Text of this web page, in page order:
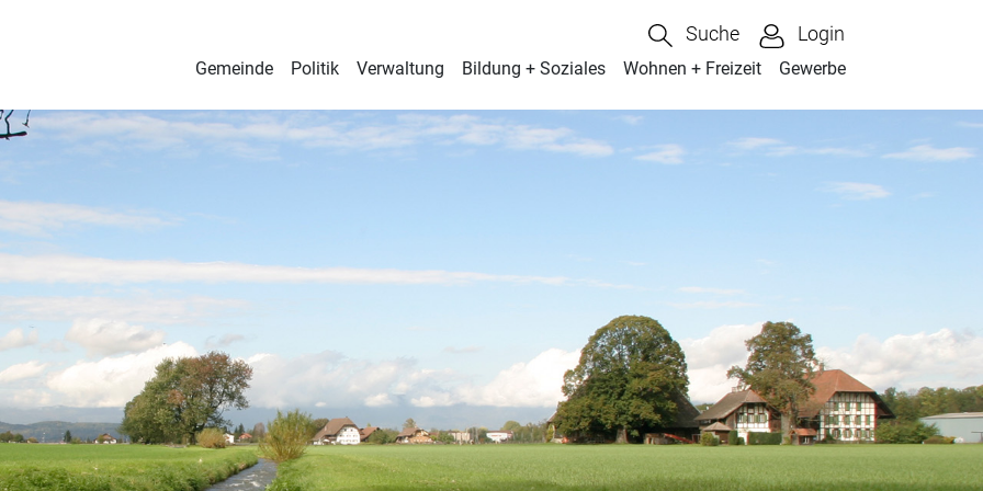
Suche Login
Gemeinde Politik Verwaltung Bildung + Soziales Wohnen + Freizeit Gewerbe